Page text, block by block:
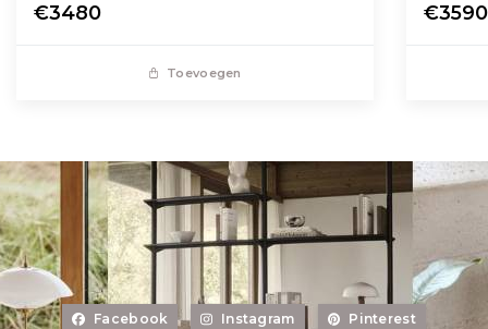
€3480
Toevoegen
€3590
Facebook Instagram Pinterest